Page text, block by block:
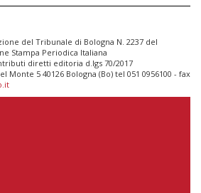
del Tribunale di Bologna N. 2237 del
Stampa Periodica Italiana
diretti editoria d.lgs 70/2017
Monte 5 40126 Bologna (Bo) tel 051 0956100 - fax